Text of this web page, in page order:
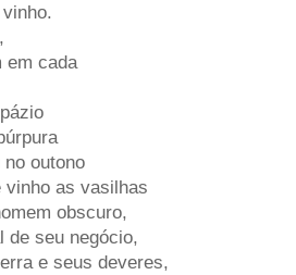
em cada
outono
vinho as vasilhas
obscuro,
de seu negócio,
e seus deveres,